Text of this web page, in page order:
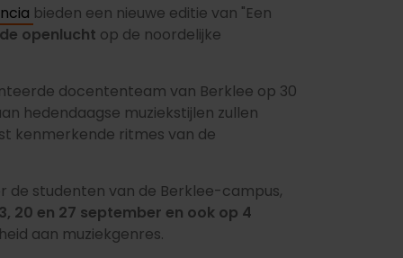
bieden een nieuwe editie van "Een
openlucht op de noordelijke
docententeam van Berklee op 30
hedendaagse muziekstijlen zullen
kenmerkende ritmes van de
studenten van de Berklee-campus,
20 en 27 september en ook op 4
aan muziekgenres.